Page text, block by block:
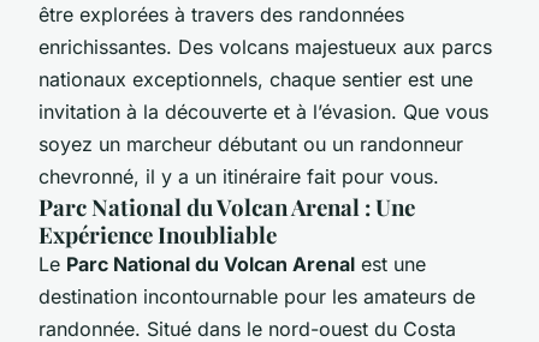
être explorées à travers des randonnées
enrichissantes. Des volcans majestueux aux parcs
nationaux exceptionnels, chaque sentier est une
invitation à la découverte et à l’évasion. Que vous
soyez un marcheur débutant ou un randonneur
chevronné, il y a un itinéraire fait pour vous.
Parc National du Volcan Arenal : Une
Expérience Inoubliable
Le Parc National du Volcan Arenal est une
destination incontournable pour les amateurs de
randonnée. Situé dans le nord-ouest du Costa